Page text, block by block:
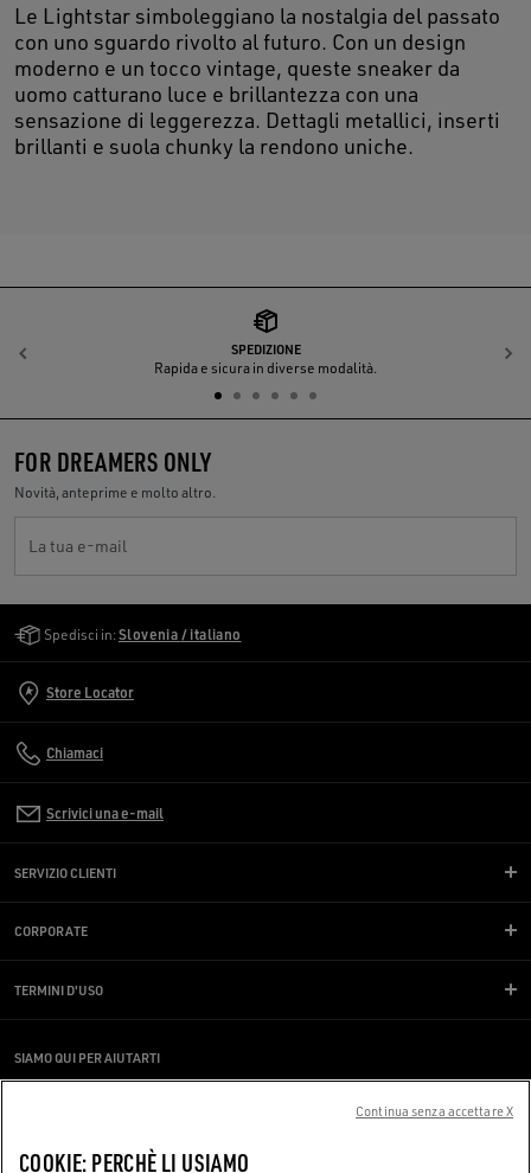
Le Lightstar simboleggiano la nostalgia del passato
con uno sguardo rivolto al futuro. Con un design
moderno e un tocco vintage, queste sneaker da
uomo catturano luce e brillantezza con una
sensazione di leggerezza. Dettagli metallici, inserti
brillanti e suola chunky la rendono uniche.
SPEDIZIONE
Rapida e sicura in diverse modalità.
Indietro
FOR DREAMERS ONLY
Novità, anteprime e molto altro.
La tua e-mail
Spedisci in: Slovenia / italiano
Store Locator
Chiamaci
Scrivici una e-mail
SERVIZIO CLIENTI
CORPORATE
TERMINI D'USO
SIAMO QUI PER AIUTARTI
Stai utilizzando uno screen reader e hai difficoltà?
COOKIE: PERCHÈ LI USIAMO
Continua senza accettare X